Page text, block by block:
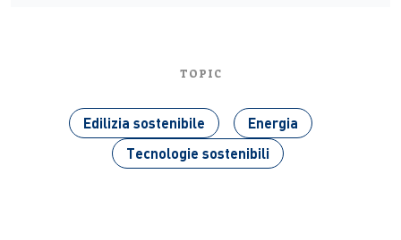
TOPIC
Edilizia sostenibile
Energia
Tecnologie sostenibili